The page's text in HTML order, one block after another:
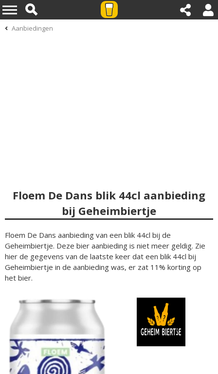
Aanbiedingen
Floem De Dans blik 44cl aanbieding
bij Geheimbiertje
Floem De Dans aanbieding van een blik 44cl bij de
Geheimbiertje. Deze bier aanbieding is niet meer geldig. Zie
hier de gegevens van de laatste keer dat een blik 44cl bij
Geheimbiertje in de aanbieding was, er zat 11% korting op
het bier.